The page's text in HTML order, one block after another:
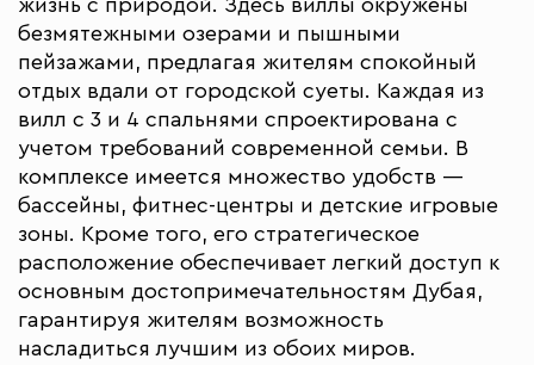
жизнь с природой. Здесь виллы окружены
безмятежными озерами и пышными
пейзажами, предлагая жителям спокойный
отдых вдали от городской суеты. Каждая из
вилл с 3 и 4 спальнями спроектирована с
учетом требований современной семьи. В
комплексе имеется множество удобств —
бассейны, фитнес-центры и детские игровые
зоны. Кроме того, его стратегическое
расположение обеспечивает легкий доступ к
основным достопримечательностям Дубая,
гарантируя жителям возможность
насладиться лучшим из обоих миров.